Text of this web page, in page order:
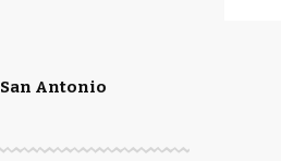
San Antonio